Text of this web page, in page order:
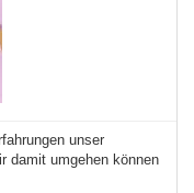
unser
damit umgehen können